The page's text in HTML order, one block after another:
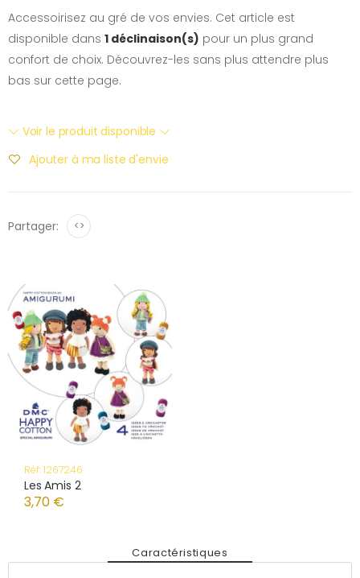
Accessoirisez au gré de vos envies. Cet article est
disponible dans 1 déclinaison(s) pour un plus grand
confort de choix. Découvrez-les sans plus attendre plus
bas sur cette page.
Voir le produit disponible
Ajouter à ma liste d'envie
Partager: <>
Réf: 1267246
Les Amis 2
3,70 €
Caractéristiques